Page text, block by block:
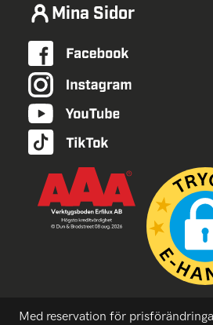
Mina Sidor
Med reservation för